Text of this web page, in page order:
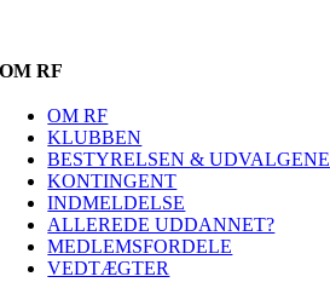
OM RF
OM RF
KLUBBEN
BESTYRELSEN & UDVALGENE
KONTINGENT
INDMELDELSE
ALLEREDE UDDANNET?
MEDLEMSFORDELE
VEDTÆGTER